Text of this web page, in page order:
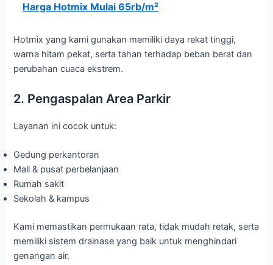
Harga Hotmix Mulai 65rb/m²
Hotmix yang kami gunakan memiliki daya rekat tinggi,
warna hitam pekat, serta tahan terhadap beban berat dan
perubahan cuaca ekstrem.
2. Pengaspalan Area Parkir
Layanan ini cocok untuk:
Gedung perkantoran
Mall & pusat perbelanjaan
Rumah sakit
Sekolah & kampus
Kami memastikan permukaan rata, tidak mudah retak, serta
memiliki sistem drainase yang baik untuk menghindari
genangan air.